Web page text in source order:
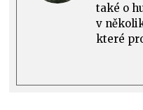
také o
v
které